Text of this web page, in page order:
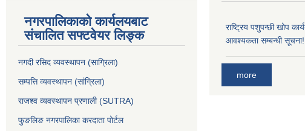
नगरपालिकाको कार्यलयबाट
संचालित सफ्टवेयर लिङ्क
नगदी रसिद व्यवस्थापन (साग्रिला)
सम्पत्ति व्यवस्थापन (सांग्रिला)
राजश्व व्यवस्थापन प्रणाली (SUTRA)
फुङलिङ नगरपालिका करदाता पोर्टल
राष्ट्रिय पशुपन्छी खोप
आवश्यकता सम्बन्धी सूचना!
more